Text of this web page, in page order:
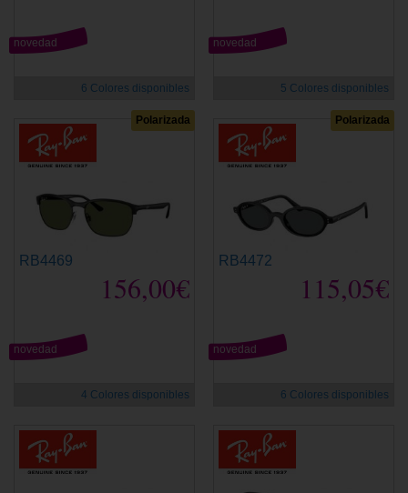
novedad
6 Colores disponibles
novedad
5 Colores disponibles
Polarizada
RB4469
156,00€
novedad
4 Colores disponibles
Polarizada
RB4472
115,05€
novedad
6 Colores disponibles